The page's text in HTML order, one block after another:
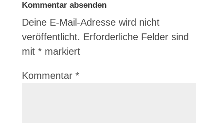
Kommentar absenden
Deine E-Mail-Adresse wird nicht
veröffentlicht. Erforderliche Felder sind
mit *markiert
Kommentar *